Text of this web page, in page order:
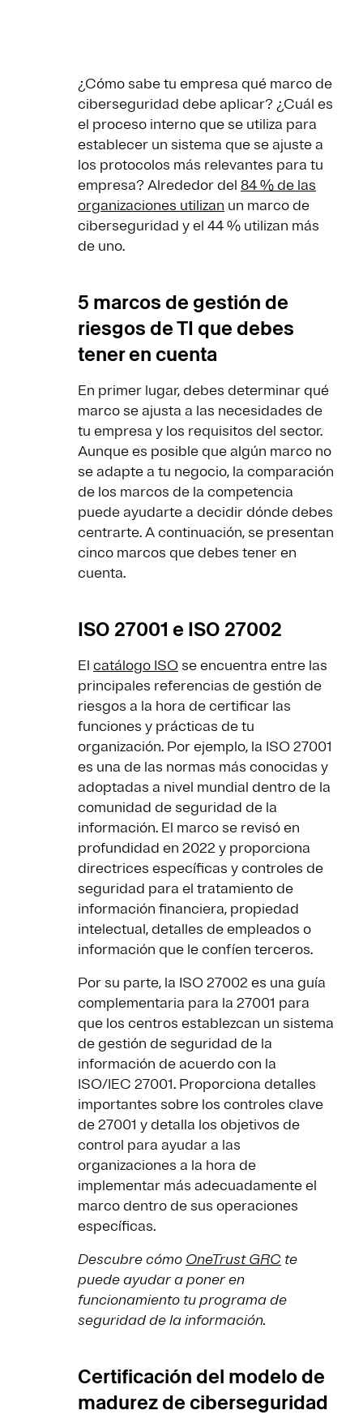
¿Cómo sabe tu empresa qué marco de
ciberseguridad debe aplicar? ¿Cuál es
el proceso interno que se utiliza para
establecer un sistema que se ajuste a
los protocolos más relevantes para tu
empresa? Alrededor del 84 % de las
organizaciones utilizan un marco de
ciberseguridad y el 44 % utilizan más
de uno.
5 marcos de gestión de
riesgos de TI que debes
tener en cuenta
En primer lugar, debes determinar qué
marco se ajusta a las necesidades de
tu empresa y los requisitos del sector.
Aunque es posible que algún marco no
se adapte a tu negocio, la comparación
de los marcos de la competencia
puede ayudarte a decidir dónde debes
centrarte. A continuación, se presentan
cinco marcos que debes tener en
cuenta.
ISO 27001 e ISO 27002
El catálogo ISO se encuentra entre las
principales referencias de gestión de
riesgos a la hora de certificar las
funciones y prácticas de tu
organización. Por ejemplo, la ISO 27001
es una de las normas más conocidas y
adoptadas a nivel mundial dentro de la
comunidad de seguridad de la
información. El marco se revisó en
profundidad en 2022 y proporciona
directrices específicas y controles de
seguridad para el tratamiento de
información financiera, propiedad
intelectual, detalles de empleados o
información que le confíen terceros.
Por su parte, la ISO 27002 es una guía
complementaria para la 27001 para
que los centros establezcan un sistema
de gestión de seguridad de la
información de acuerdo con la
ISO/IEC 27001. Proporciona detalles
importantes sobre los controles clave
de 27001 y detalla los objetivos de
control para ayudar a las
organizaciones a la hora de
implementar más adecuadamente el
marco dentro de sus operaciones
específicas.
Descubre cómo OneTrust GRC te
puede ayudar a poner en
funcionamiento tu programa de
seguridad de la información.
Certificación del modelo de
madurez de ciberseguridad